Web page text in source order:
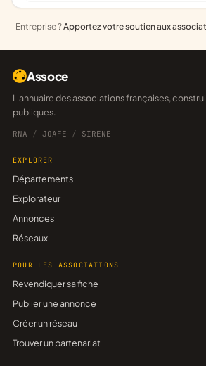
Entreprise ?Apportez votre soutien aux
Assoce
L'annuaire des associations françaises, construit sur les données
publiques.
RNA / JOAFE / SIRENE
EXPLORER
Départements
Explorateur
Annonces
Réseaux
POUR LES ASSOCIATIONS
Revendiquer sa fiche
Publier une annonce
Créer un réseau
Trouver un partenariat